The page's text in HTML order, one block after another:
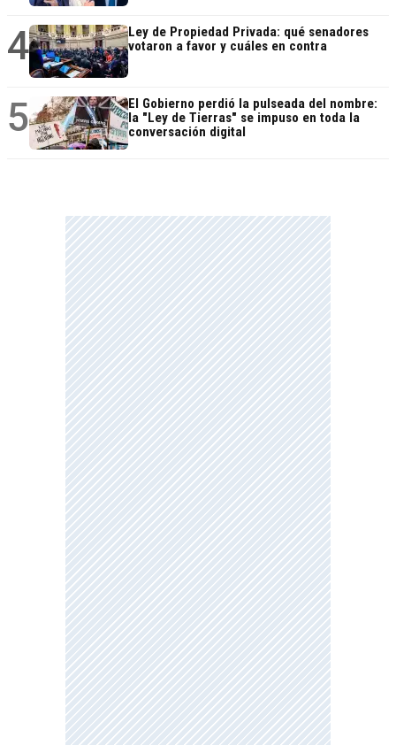
4
Ley de Propiedad Privada: qué senadores
votaron a favor y cuáles en contra
5
El Gobierno perdió la pulseada del nombre:
la "Ley de Tierras" se impuso en toda la
conversación digital